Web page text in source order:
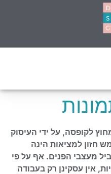
לקופסה, על ידי העיסוק
חזון למציאות הינה
מעצבי הפנים. אף על פי
אין עסקינן רק בעבודה